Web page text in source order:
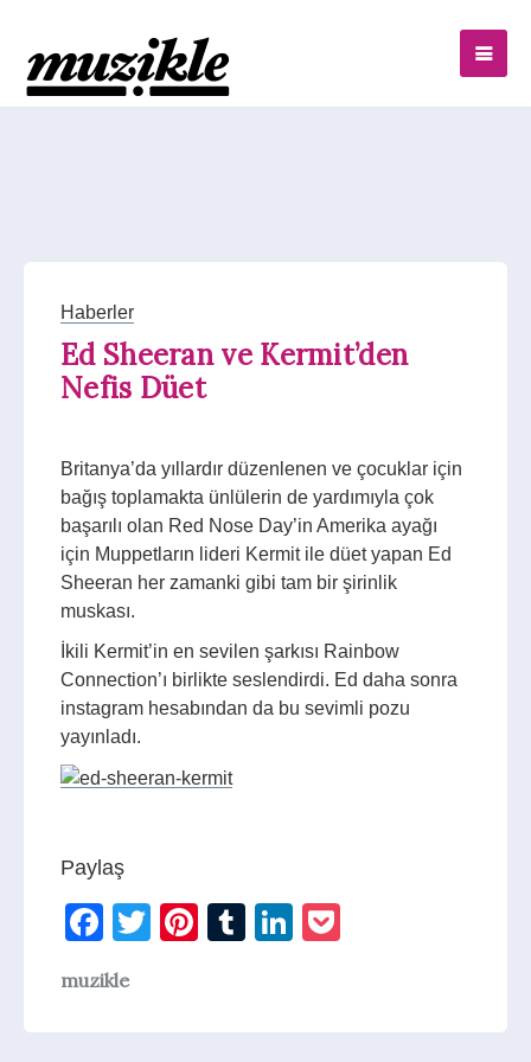
Haberler
Ed Sheeran ve Kermit’den
Nefis Düet
Britanya’da yıllardır düzenlenen ve çocuklar için
bağış toplamakta ünlülerin de yardımıyla çok
başarılı olan Red Nose Day’in Amerika ayağı
için Muppetların lideri Kermit ile düet yapan Ed
Sheeran her zamanki gibi tam bir şirinlik
muskası.
İkili Kermit’in en sevilen şarkısı Rainbow
Connection’ı birlikte seslendirdi. Ed daha sonra
instagram hesabından da bu sevimli pozu
yayınladı.
Paylaş
Facebook
TwitterPinterest
TumblrLinkedIn
muzikle